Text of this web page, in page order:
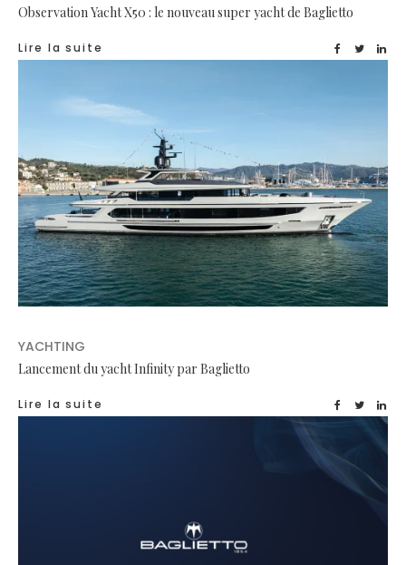
Observation Yacht X50 : le nouveau super yacht de Baglietto
Lire la suite
YACHTING
Lancement du yacht Infinity par Baglietto
Lire la suite